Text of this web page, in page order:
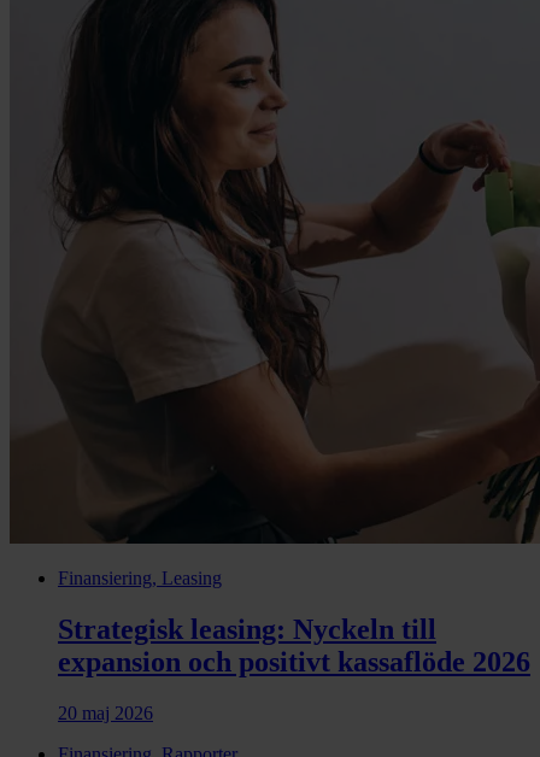
Finansiering, Leasing
Strategisk leasing: Nyckeln till
expansion och positivt kassaflöde 2026
20 maj 2026